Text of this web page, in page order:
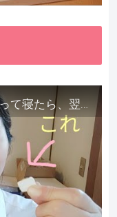
腎臓（腰）に「まるくん」を貼って寝たら、翌朝めちゃ楽でびっくりしました。腎臓叩いても痛くない！【お客様の声を試してみた】